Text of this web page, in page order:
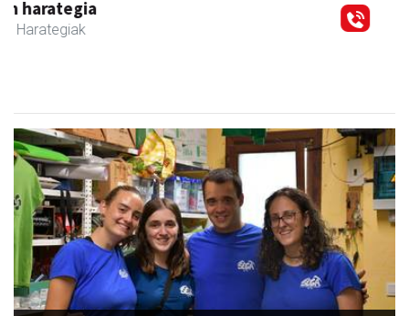
Kantujira, auzo-afaria eta dantzaldia, asteburuko
ospakizunei ekiteko